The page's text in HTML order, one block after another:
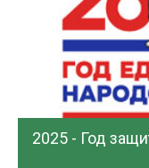
2025 - Год